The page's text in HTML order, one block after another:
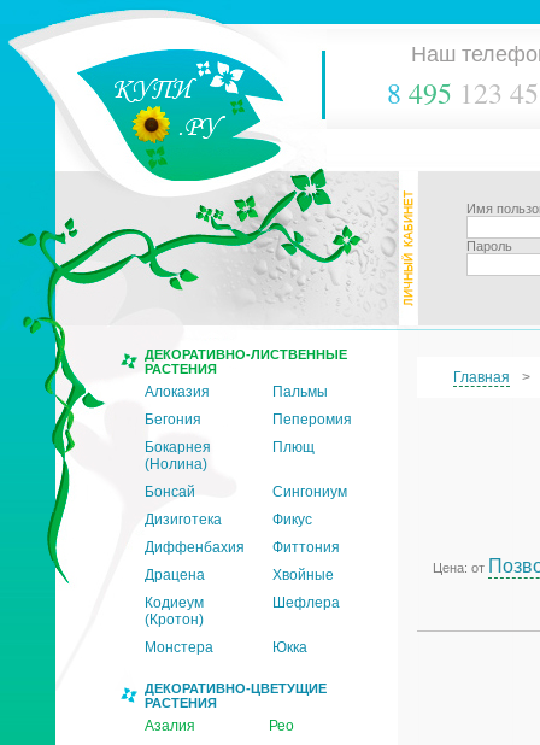
Наш
8 495 123
Имя
Пароль
ДЕКОРАТИВНО-ЛИСТВЕННЫЕ
РАСТЕНИЯ
Алоказия
Пальмы
Бегония
Пеперомия
Бокарнея
(Нолина)
Плющ
Бонсай
Сингониум
Дизиготека
Фикус
Диффенбахия
Фиттония
Драцена
Хвойные
Кодиеум
(Кротон)
Шефлера
Монстера Юкка
ДЕКОРАТИВНО-ЦВЕТУЩИЕ
РАСТЕНИЯ
Азалия
Рео
Главная
Цена: от